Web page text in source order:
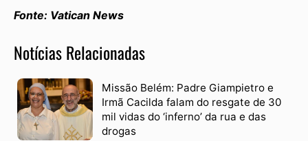
Fonte: Vatican News
Notícias Relacionadas
Missão Belém: Padre Giampietro e
Irmã Cacilda falam do resgate de 30
mil vidas do ‘inferno’ da rua e das
drogas